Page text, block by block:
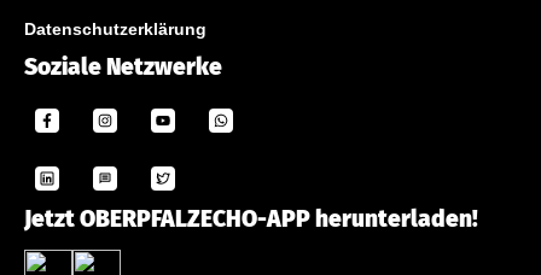
Datenschutzerklärung
Soziale Netzwerke
Jetzt OBERPFALZECHO-APP herunterladen!